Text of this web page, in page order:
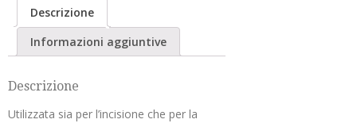
Descrizione
Informazioni aggiuntive
Descrizione
Utilizzata sia per l’incisione che per la